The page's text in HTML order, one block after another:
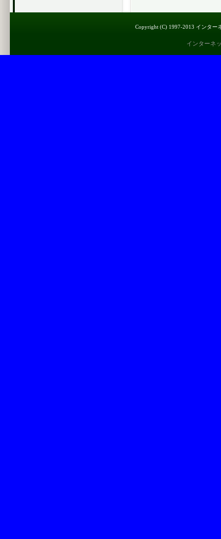
Copyright (C) 1997-2013 インター
インターネ